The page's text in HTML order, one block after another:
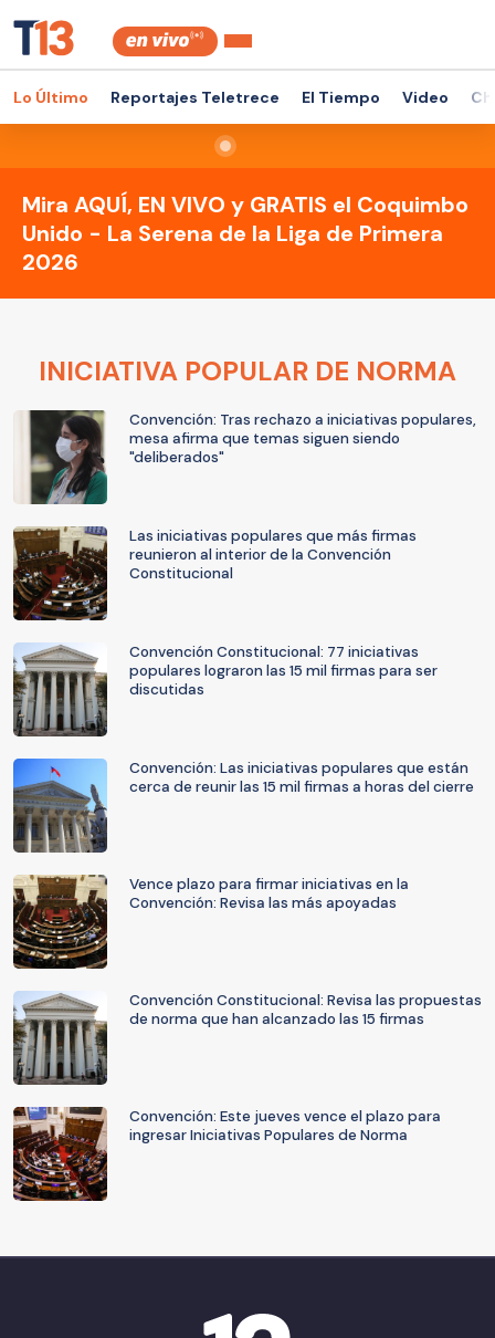
Lo Último Reportajes Teletrece El Tiempo Video
Mira AQUÍ, EN VIVO y GRATIS el Coquimbo
Unido - La Serena de la Liga de Primera
2026
INICIATIVA POPULAR DE NORMA
Convención: Tras rechazo a iniciativas populares,
mesa afirma que temas siguen siendo
"deliberados"
Las iniciativas populares que más firmas
reunieron al interior de la Convención
Constitucional
Convención Constitucional: 77 iniciativas
populares lograron las 15 mil firmas para ser
discutidas
Convención: Las iniciativas populares que están
cerca de reunir las 15 mil firmas a horas del cierre
Vence plazo para firmar iniciativas en la
Convención: Revisa las más apoyadas
Convención Constitucional: Revisa las propuestas
de norma que han alcanzado las 15 firmas
Convención: Este jueves vence el plazo para
ingresar Iniciativas Populares de Norma